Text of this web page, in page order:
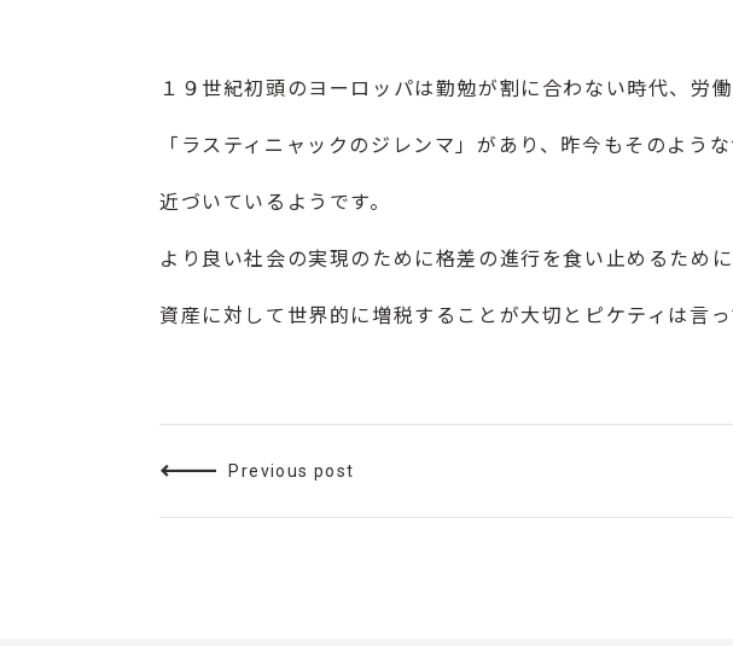
１９世紀初頭のヨーロッパは勤勉が割に合わない時代、労
「ラスティニャックのジレンマ」があり、昨今もそのよう
近づいているようです。
より良い社会の実現のために格差の進行を食い止めるため
資産に対して世界的に増税することが大切とピケティは言っ
Previous post